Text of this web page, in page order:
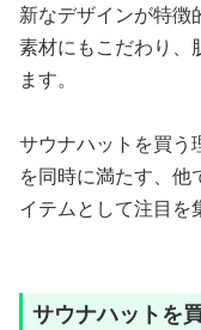
新なデザインが特徴
素材にもこだわり、
ます。
サウナハットを買う
を同時に満たす、他
イテムとして注目を
サウナハットを